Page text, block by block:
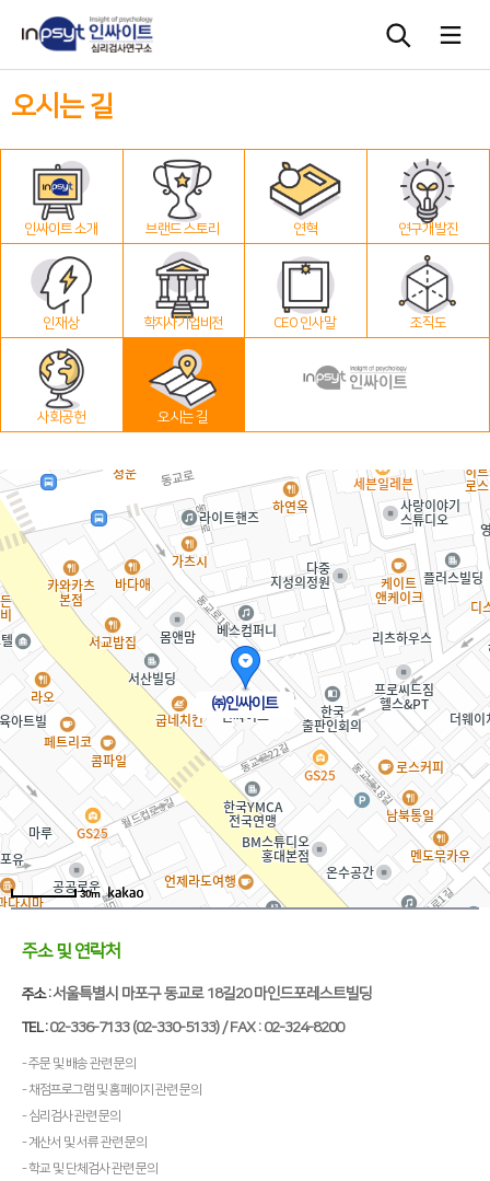
심리검사
상담도구
교육 워크숍
단체검사
오시는 길
인싸이트 소개 브랜드 스토리 연혁 연구개발진
인재상 학지사 기업 비전 CEO 인사말 조직도
사회공헌 오시는 길
㈜인싸이트
30m
주소 및 연락처
주소 :서울특별시 마포구 동교로 18길20 마인드포레스트빌딩
TEL :02-336-7133 (02-330-5133) / FAX : 02-324-8200
- 주문 및 배송 관련 문의
- 채점프로그램 및 홈페이지 관련 문의
- 심리검사 관련 문의
- 계산서 및 서류 관련 문의
- 학교 및 단체검사 관련 문의